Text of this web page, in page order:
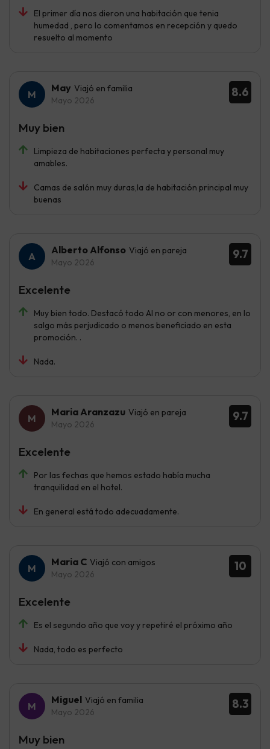
El primer día nos dieron una habitación que tenia
humedad , pero lo comentamos en recepción y quedo
resuelto al momento
8.6
May Viajó en familia
Mayo 2026
Limpieza de habitaciones perfecta y personal muy
amables.
Camas de salón muy duras,la de habitación principal muy
buenas
Muy bien
9.7
Alberto Alfonso Viajó en pareja
Mayo 2026
Muy bien todo. Destacó todo Al no or con menores, en lo
salgo más perjudicado o menos beneficiado en esta
promoción. .
Nada.
Excelente
9.7
Maria Aranzazu Viajó en pareja
Mayo 2026
Por las fechas que hemos estado había mucha
tranquilidad en el hotel.
En general está todo adecuadamente.
Excelente
10
Maria C Viajó con amigos
Mayo 2026
Es el segundo año que voy y repetiré el próximo año
Nada, todo es perfecto
Excelente
8.3
Miguel Viajó en familia
Mayo 2026
Muy bien